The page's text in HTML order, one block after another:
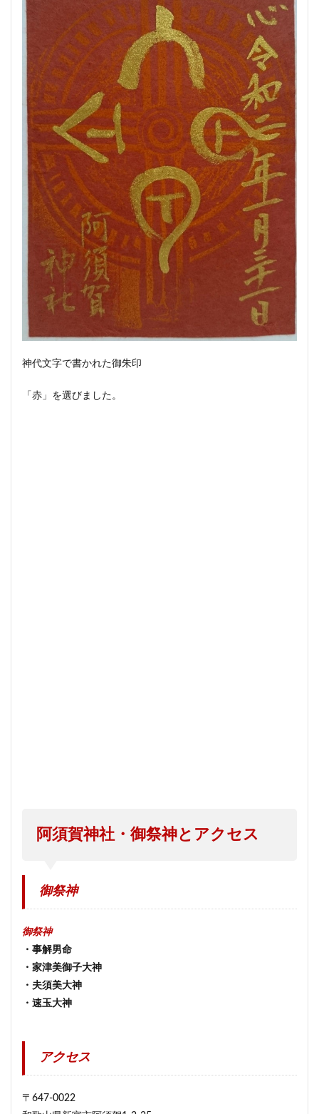
神代文字で書かれた御朱印
「赤」を選びました。
阿須賀神社・御祭神とアクセス
御祭神
御祭神
・事解男命
・家津美御子大神
・夫須美大神
・速玉大神
アクセス
〒647-0022